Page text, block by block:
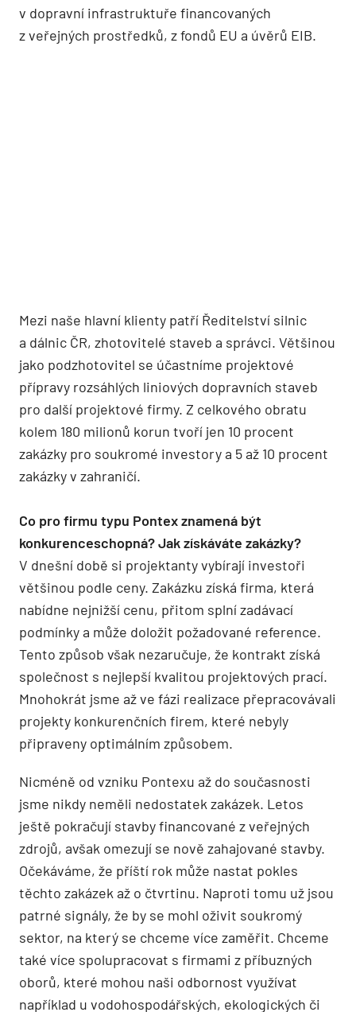
v dopravní infrastruktuře financovaných
z veřejných prostředků, z fondů EU a úvěrů EIB.
Mezi naše hlavní klienty patří Ředitelství silnic
a dálnic ČR, zhotovitelé staveb a správci. Většinou
jako podzhotovitel se účastníme projektové
přípravy rozsáhlých liniových dopravních staveb
pro další projektové firmy. Z celkového obratu
kolem 180 milionů korun tvoří jen 10 procent
zakázky pro soukromé investory a 5 až 10 procent
zakázky v zahraničí.
Co pro firmu typu Pontex znamená být
konkurenceschopná? Jak získáváte zakázky?
V dnešní době si projektanty vybírají investoři
většinou podle ceny. Zakázku získá firma, která
nabídne nejnižší cenu, přitom splní zadávací
podmínky a může doložit požadované reference.
Tento způsob však nezaručuje, že kontrakt získá
společnost s nejlepší kvalitou projektových prací.
Mnohokrát jsme až ve fázi realizace přepracovávali
projekty konkurenčních firem, které nebyly
připraveny optimálním způsobem.
Nicméně od vzniku Pontexu až do současnosti
jsme nikdy neměli nedostatek zakázek. Letos
ještě pokračují stavby financované z veřejných
zdrojů, avšak omezují se nově zahajované stavby.
Očekáváme, že příští rok může nastat pokles
těchto zakázek až o čtvrtinu. Naproti tomu už jsou
patrné signály, že by se mohl oživit soukromý
sektor, na který se chceme více zaměřit. Chceme
také více spolupracovat s firmami z příbuzných
oborů, které mohou naši odbornost využívat
například u vodohospodářských, ekologických či